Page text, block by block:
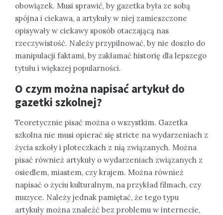
obowiązek. Musi sprawić, by gazetka była ze sobą
spójna i ciekawa, a artykuły w niej zamieszczone
opisywały w ciekawy sposób otaczającą nas
rzeczywistość. Należy przypilnować, by nie doszło do
manipulacji faktami, by zakłamać historię dla lepszego
tytułu i większej popularności.
O czym można napisać artykuł do
gazetki szkolnej?
Teoretycznie pisać można o wszystkim. Gazetka
szkolna nie musi opierać się stricte na wydarzeniach z
życia szkoły i ploteczkach z nią związanych. Można
pisać również artykuły o wydarzeniach związanych z
osiedlem, miastem, czy krajem. Można również
napisać o życiu kulturalnym, na przykład filmach, czy
muzyce. Należy jednak pamiętać, że tego typu
artykuły można znaleźć bez problemu w internecie,